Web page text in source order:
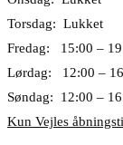
Torsdag: Lukket
Fredag: 15:00 –
Lørdag: 12:00 –
Søndag: 12:00 –
Kun Vejles